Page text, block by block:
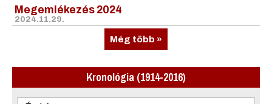
Megemlékezés 2024
2024.11.29.
Még több »
Kronológia (1914-2016)